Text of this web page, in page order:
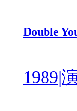
Double
1989|